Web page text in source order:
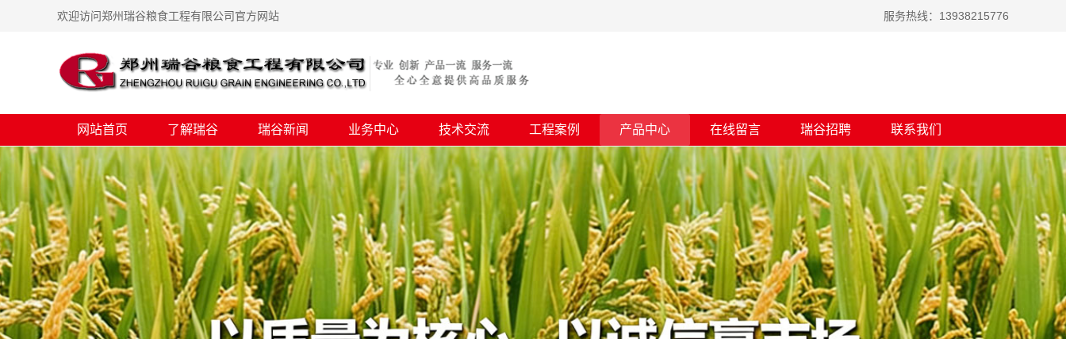
欢迎访问郑州瑞谷粮食工程有限公司官方网站 服务热线：13938215776
网站首页 了解瑞谷 瑞谷新闻 业务中心 技术交流 工程案例 产品中心 在线留言 瑞谷招聘 联系我们